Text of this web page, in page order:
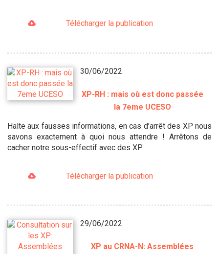
Télécharger la publication
30/06/2022
XP-RH : mais où est donc passée
la 7eme UCESO
Halte aux fausses informations, en cas d’arrêt des XP nous
savons exactement à quoi nous attendre ! Arrêtons de
cacher notre sous-effectif avec des XP.
Télécharger la publication
29/06/2022
XP au CRNA-N: Assemblées